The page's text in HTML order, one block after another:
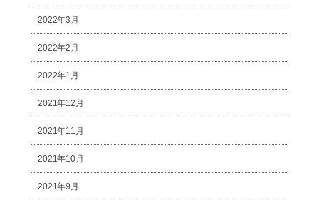
2022年3月
2022年2月
2022年1月
2021年12月
2021年11月
2021年10月
2021年9月